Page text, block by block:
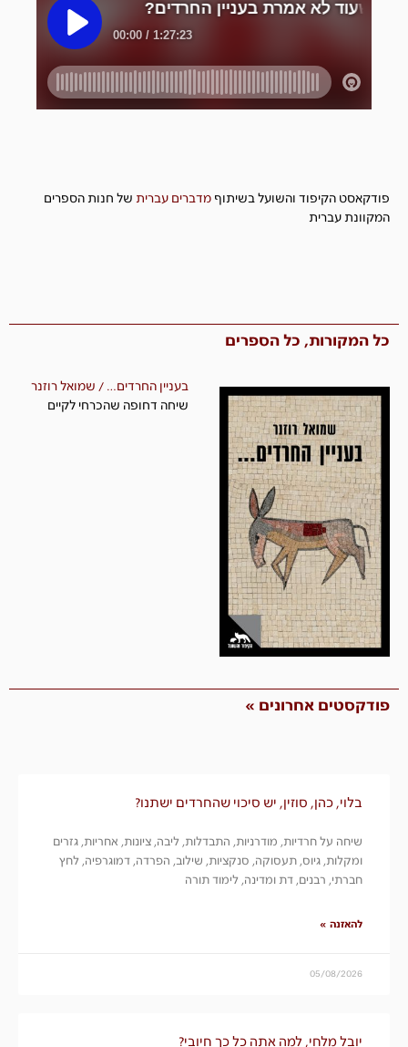
פודקאסט הקיפוד והשועל בשיתוף מדברים עברית של חנות הספרים
המקוונת עברית
כל המקורות, כל הספרים​
בעניין החרדים… / שמואל רוזנר
שיחה דחופה שהכרחי לקיים
פודקסטים אחרונים »
בלוי, כהן, סוזין, יש סיכוי שהחרדים ישתנו?
שיחה על חרדיות, מודרניות, התבדלות, ליבה, ציונות, אחריות, גזרים
ומקלות, גיוס, תעסוקה, סנקציות, שילוב, הפרדה, דמוגרפיה, לחץ
חברתי, רבנים, דת ומדינה, לימוד תורה
להאזנה »
05/08/2026
יובל מלחי, למה אתה כל כך חיובי?